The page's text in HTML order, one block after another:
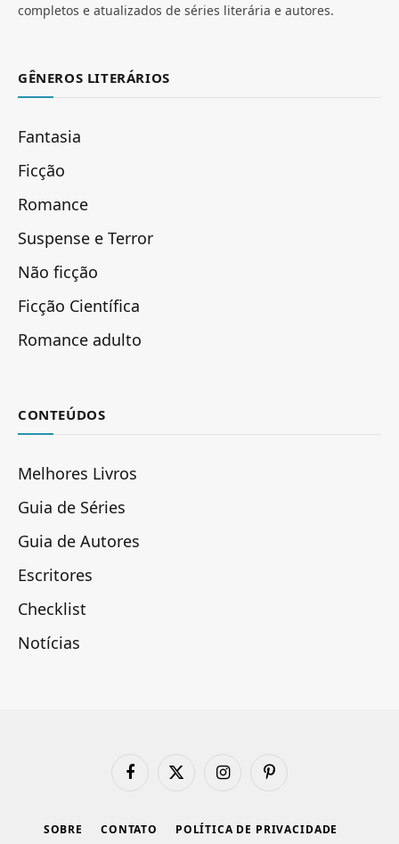
completos e atualizados de séries literária e autores.
GÊNEROS LITERÁRIOS
Fantasia
Ficção
Romance
Suspense e Terror
Não ficção
Ficção Científica
Romance adulto
CONTEÚDOS
Melhores Livros
Guia de Séries
Guia de Autores
Escritores
Checklist
Notícias
FacebookX
InstagramPinterest
SOBRE CONTATO POLÍTICA DE PRIVACIDADE